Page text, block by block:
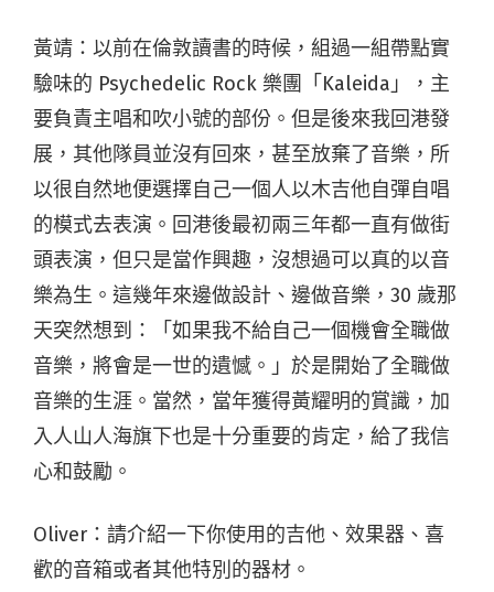
黃靖：以前在倫敦讀書的時候，組過一組帶點實
驗味的 Psychedelic Rock 樂團「Kaleida」，主
要負責主唱和吹小號的部份。但是後來我回港發
展，其他隊員並沒有回來，甚至放棄了音樂，所
以很自然地便選擇自己一個人以木吉他自彈自唱
的模式去表演。回港後最初兩三年都一直有做街
頭表演，但只是當作興趣，沒想過可以真的以音
樂為生。這幾年來邊做設計、邊做音樂，30 歲那
天突然想到：「如果我不給自己一個機會全職做
音樂，將會是一世的遺憾。」於是開始了全職做
音樂的生涯。當然，當年獲得黃耀明的賞識，加
入人山人海旗下也是十分重要的肯定，給了我信
心和鼓勵。
Oliver：請介紹一下你使用的吉他、效果器、喜
歡的音箱或者其他特別的器材。